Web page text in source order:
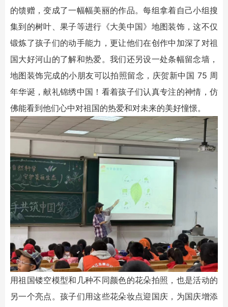
的馈赠，变成了一幅幅美丽的作品。每组拿着自己小组搜
集到的树叶、果子等进行《大美中国》地图装饰，这不仅
锻炼了孩子们的动手能力，更让他们在创作中加深了对祖
国大好河山的了解和热爱。我们还另设一处条幅留念墙，
地图装饰完成的小朋友可以拍照留念，庆贺新中国 75 周
年华诞，献礼锦绣中国！看着孩子们认真专注的神情，仿
佛能看到他们心中对祖国的热爱和对未来的美好憧憬。
用祖国镂空模型和几种不同颜色的花朵拍照，也是活动的
另一个亮点。孩子们用这些花朵妆点迎国庆，为国庆增添